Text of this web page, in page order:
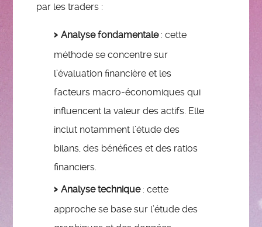
par les traders :
Analyse fondamentale: cette
méthode se concentre sur
l’évaluation financière et les
facteurs macro-économiques qui
influencent la valeur des actifs. Elle
inclut notamment l’étude des
bilans, des bénéfices et des ratios
financiers.
Analyse technique: cette
approche se base sur l’étude des